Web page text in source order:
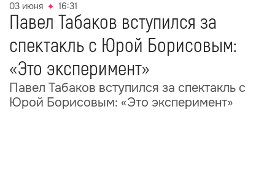
03 июня 16:31
Павел Табаков вступился за
спектакль с Юрой Борисовым:
«Это эксперимент»
Павел Табаков вступился за спектакль с
Юрой Борисовым: «Это эксперимент»